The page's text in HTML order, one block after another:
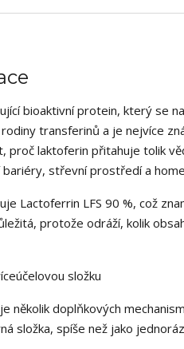
bioaktivní protein, který se
transferinů a je nejvíce
proč laktoferin přitahuje tolik
střevní prostředí a
Lactoferrin LFS 90 %, což
protože odráží, kolik
složku
několik doplňkových
složka, spíše než jako